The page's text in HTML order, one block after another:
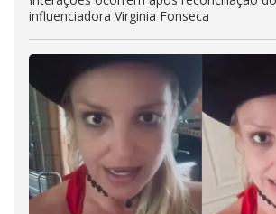
influenciadora Virginia Fonseca